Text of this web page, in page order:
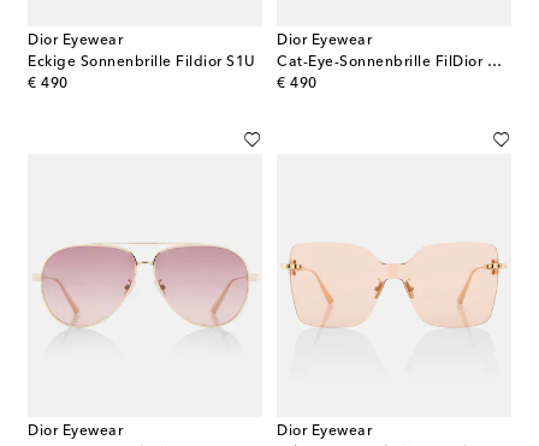
Dior Eyewear
Eckige Sonnenbrille Fildior S1U
€ 490
original price
Dior Eyewear
Cat-Eye-Sonnenbrille FilDior M1U
€ 490
original price
Dior Eyewear Dior Eyewear